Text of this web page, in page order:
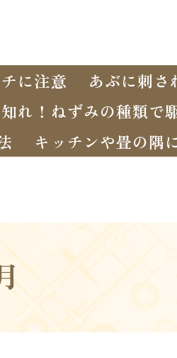
に注意
あぶに刺
れ！ねずみの種類で
キッチンや畳の隅